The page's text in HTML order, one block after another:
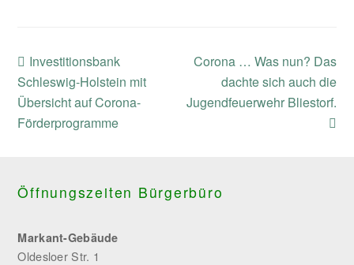
previous
post:
Investitionsbank
Schleswig-Holstein mit
Übersicht auf Corona-
Förderprogramme
next
post:
Corona … Was nun? Das
dachte sich auch die
Jugendfeuerwehr Bliestorf.
Öffnungszeiten Bürgerbüro
Markant-Gebäude
Oldesloer Str. 1